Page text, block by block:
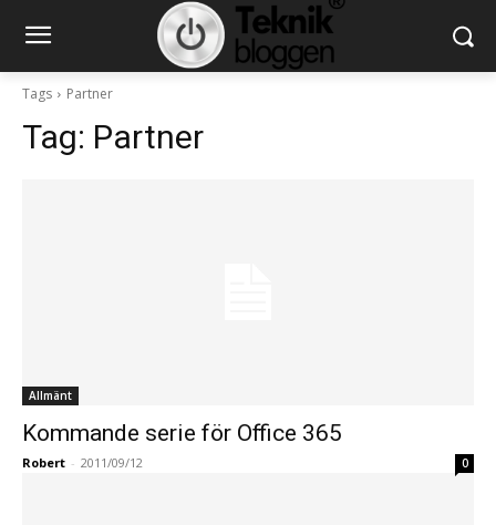
Tags Partner
Tag: Partner
Allmänt
Kommande serie för Office 365
Robert - 2011/09/12 0